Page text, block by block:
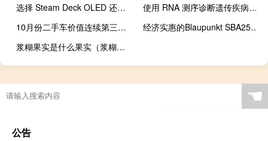
选择 Steam Deck OLED 还是 Windows 手持设备
使用 RNA 测序诊断遗传疾病的新方法提高了产量
10月份二手车价值连续第三个月上涨
经济实惠的Blaupunkt SBA25 Soundbar条形音箱在市场推出
浆糊果实是什么果实（浆糊果实）
☚
公告